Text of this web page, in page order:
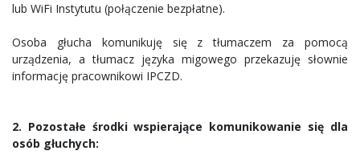
lub WiFi Instytutu (połączenie bezpłatne).
Osoba głucha komunikuję się z tłumaczem za pomocą
urządzenia, a tłumacz języka migowego przekazuję słownie
informację pracownikowi IPCZD.
2. Pozostałe środki wspierające komunikowanie się dla
osób głuchych: